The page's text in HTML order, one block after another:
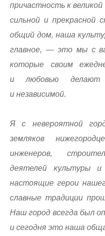
причастность к
сильной и
общий дом, наша
главное, — это мы с
которые своим
и любовью делают
и независимой.
Я с невероятной
земляков
инженеров,
деятелей
настоящие герои
славные традиции
Наш город всегда был
и сегодня это наша